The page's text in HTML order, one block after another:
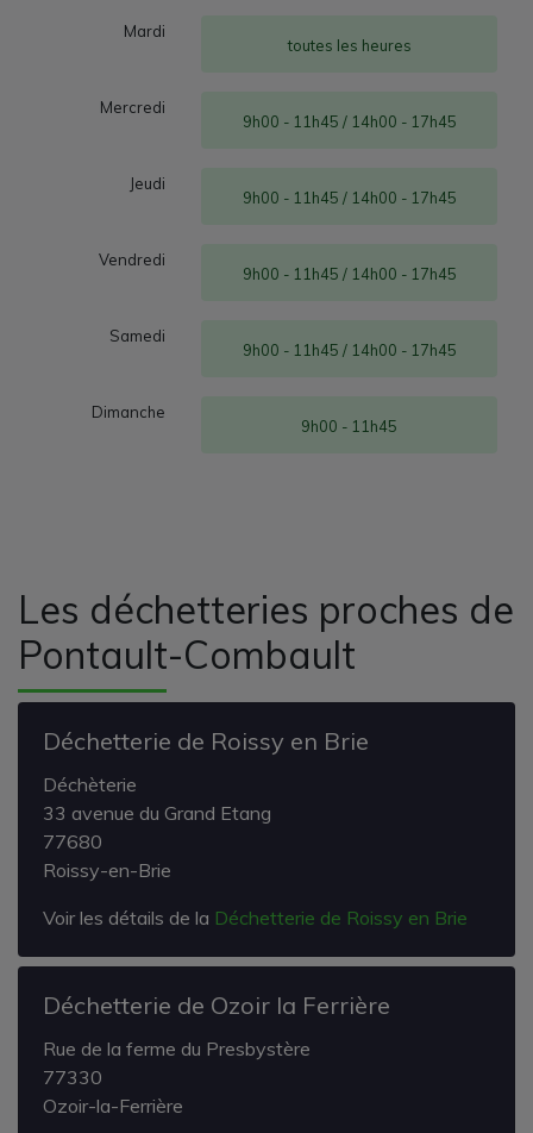
Les déchetteries proches de
Pontault-Combault
Déchetterie de Roissy en Brie
Déchèterie
33 avenue du Grand Etang
77680
Roissy-en-Brie
Voir les détails de la Déchetterie de Roissy en Brie
Déchetterie de Ozoir la Ferrière
Rue de la ferme du Presbystère
77330
Ozoir-la-Ferrière
Mardi
toutes les heures
Mercredi
9h00 - 11h45 / 14h00 - 17h45
Jeudi
9h00 - 11h45 / 14h00 - 17h45
Vendredi
9h00 - 11h45 / 14h00 - 17h45
Samedi
9h00 - 11h45 / 14h00 - 17h45
Dimanche
9h00 - 11h45